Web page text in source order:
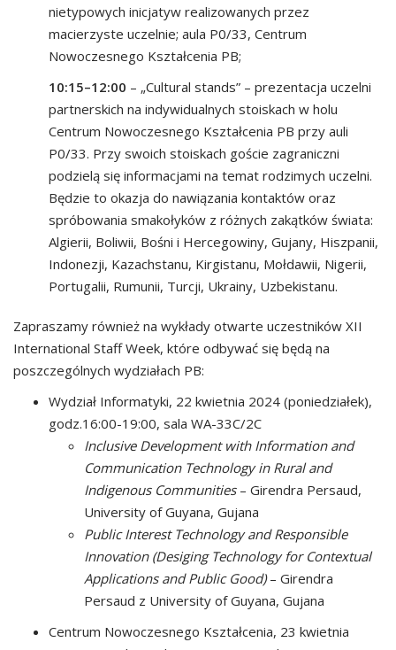
nietypowych inicjatyw realizowanych przez
macierzyste uczelnie; aula P0/33, Centrum
Nowoczesnego Kształcenia PB;
10:15–12:00 – „Cultural stands” – prezentacja uczelni
partnerskich na indywidualnych stoiskach w holu
Centrum Nowoczesnego Kształcenia PB przy auli
P0/33. Przy swoich stoiskach goście zagraniczni
podzielą się informacjami na temat rodzimych uczelni.
Będzie to okazja do nawiązania kontaktów oraz
spróbowania smakołyków z różnych zakątków świata:
Algierii, Boliwii, Bośni i Hercegowiny, Gujany, Hiszpanii,
Indonezji, Kazachstanu, Kirgistanu, Mołdawii, Nigerii,
Portugalii, Rumunii, Turcji, Ukrainy, Uzbekistanu.
Zapraszamy również na wykłady otwarte uczestników XII
International Staff Week, które odbywać się będą na
poszczególnych wydziałach PB:
Wydział Informatyki, 22 kwietnia 2024 (poniedziałek),
godz.16:00-19:00, sala WA-33C/2C
Inclusive Development with Information and
Communication Technology in Rural and
Indigenous Communities– Girendra Persaud,
University of Guyana, Gujana
Public Interest Technology and Responsible
Innovation (Desiging Technology for Contextual
Applications and Public Good)– Girendra
Persaud z University of Guyana, Gujana
Centrum Nowoczesnego Kształcenia, 23 kwietnia